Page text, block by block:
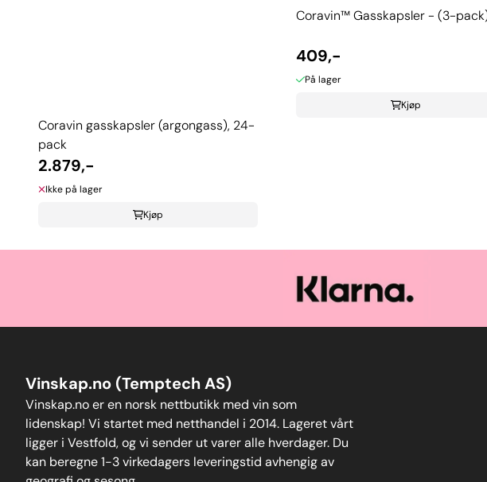
Coravin gasskapsler (argongass), 24-
pack
2.879,-
Ikke på lager
Kjøp
Coravin™ Gasskapsler - (3-
409,-
På lager
Kjøp
Vinskap.no (Temptech AS)
Vinskap.no er en norsk nettbutikk med vin som
lidenskap! Vi startet med netthandel i 2014. Lageret vårt
ligger i Vestfold, og vi sender ut varer alle hverdager. Du
kan beregne 1-3 virkedagers leveringstid avhengig av